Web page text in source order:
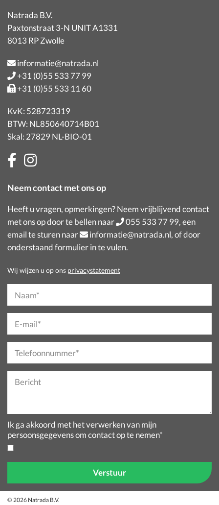
Natrada B.V.
Paxtonstraat 3-N UNIT A1331
8013 RP Zwolle
informatie@natrada.nl
+31 (0)55 533 77 99
+31 (0)55 533 11 60
KvK: 528723319
BTW: NL850640714B01
Skal: 27829 NL-BIO-01
Neem contact met ons op
Heeft u vragen, opmerkingen? Neem vrijblijvend contact
met ons op door te bellen naar
055 533 77 99, een
email te sturen naar
informatie@natrada.nl, of door
onderstaand formulier in te vulen.
Wij wijzen u op ons privacystatement
Naam*
E-mail*
Telefoonnummer*
Bericht
Ik ga akkoord met het verwerken van mijn
persoonsgegevens om contact op te nemen*
© 2026 Natrada B.V.